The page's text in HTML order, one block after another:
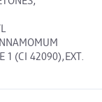
1 (CI 42090),EXT.